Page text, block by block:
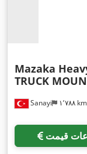
Sanayi ۱٬۷۸۸ km
Mazaka
TRUCK
قیمت